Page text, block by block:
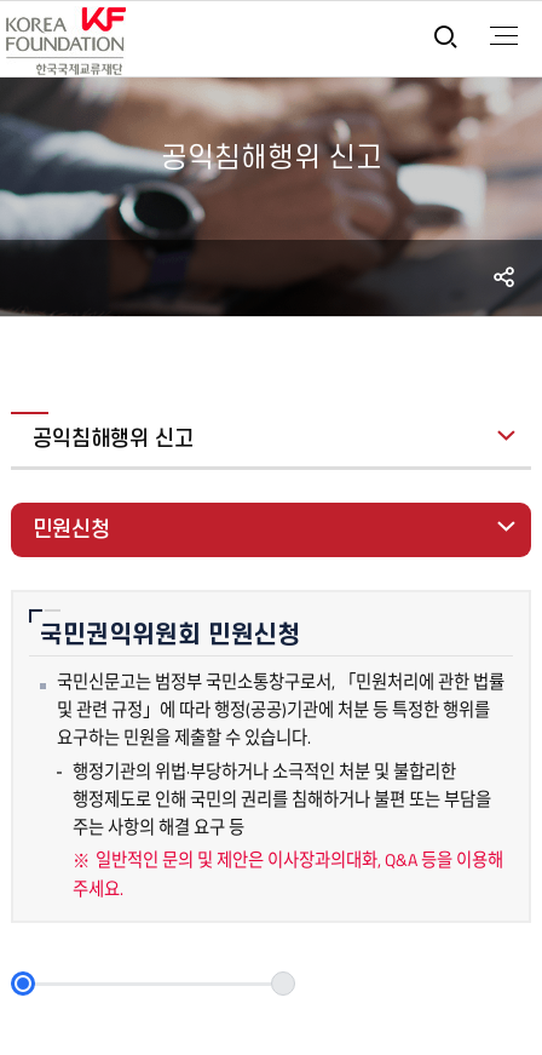
통합
공익침해행위 신고
공익침해행위 신고
민원신청
국민권익위원회 민원신청
국민신문고는 범정부 국민소통창구로서, 「민원처리에 관한 법률
및 관련 규정」에 따라 행정(공공)기관에 처분 등 특정한 행위를
요구하는 민원을 제출할 수 있습니다.
행정기관의 위법·부당하거나 소극적인 처분 및 불합리한
행정제도로 인해 국민의 권리를 침해하거나 불편 또는 부담을
주는 사항의 해결 요구 등
일반적인 문의 및 제안은 이사장과의대화, Q&A 등을 이용해
주세요.